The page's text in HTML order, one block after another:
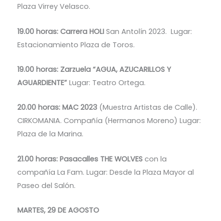
Plaza Virrey Velasco.
19.00 horas: Carrera HOLISan Antolín 2023. Lugar:
Estacionamiento Plaza de Toros.
19.00 horas: Zarzuela “AGUA, AZUCARILLOS Y
AGUARDIENTE”Lugar: Teatro Ortega.
20.00 horas: MAC 2023(Muestra Artistas de Calle).
CIRKOMANIA. Compañía (Hermanos Moreno) Lugar:
Plaza de la Marina.
21.00 horas: Pasacalles THE WOLVEScon la
compañía La Fam. Lugar: Desde la Plaza Mayor al
Paseo del Salón.
MARTES, 29 DE AGOSTO